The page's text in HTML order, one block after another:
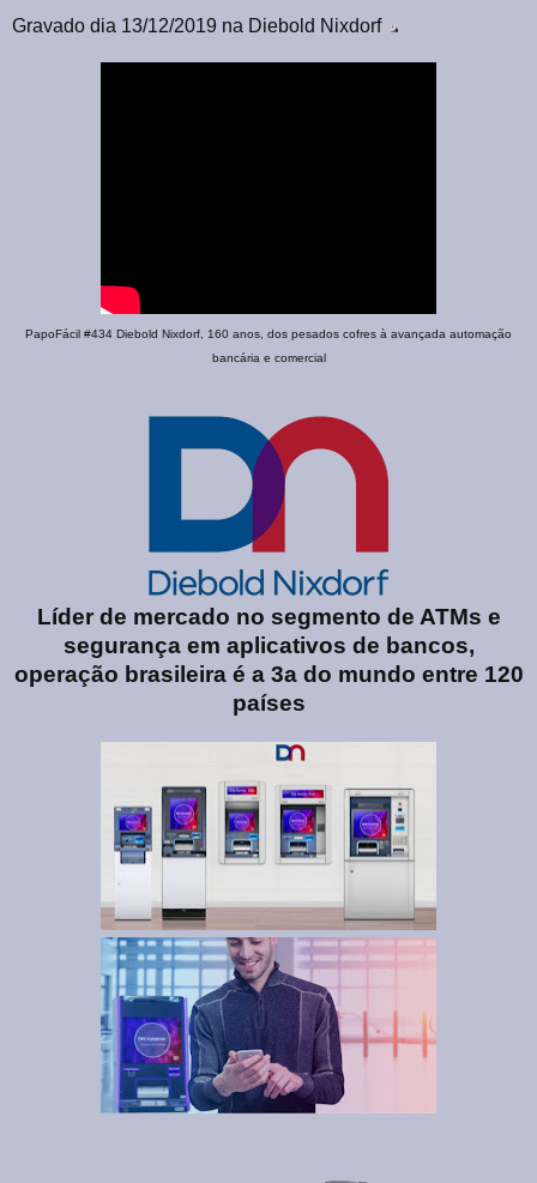
Gravado dia 13/12/2019 na Diebold Nixdorf
PapoFácil #434 Diebold Nixdorf, 160 anos, dos pesados cofres à avançada automação
bancária e comercial
Líder de mercado no segmento de ATMs e
segurança em aplicativos de bancos,
operação brasileira é a 3a do mundo entre 120
países